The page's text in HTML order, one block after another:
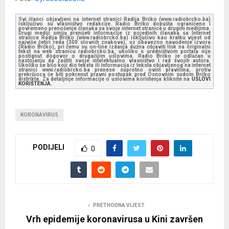
Svi članci objavljeni na internet stranici Radija Brčko (www.radiobrcko.ba)
isključivo su vlasništvo redakcije. Radio Brčko dopušta ograničeno i
povremeno prenošenje članaka sa svoje internet stranice u drugim medijima.
Drugi mediji smiju prenijeti informacije iz pojedinih članaka sa Internet
stranice Radija Brčko (www.radiobrcko.ba) isključivo kao kratku vijest od
najviše četiri reda (300 slovnih znakova), uz obavezno navođenje izvora
(Radio Brčko), pri čemu su on-line izdanja dužna objaviti link na originalni
tekst na web stranicu radiobrcko.ba, ukoliko s uredništvom portala nije
postignut dogovor o drugačijim uslovima. Radio Brčko je odlučan u
nastojanju da zaštiti svoje intelektualno vlasništvo i rad svojih autora.
Ukoliko se bilo koji dio teksta ili informacija iz teksta objavljenog na internet
stranici www.radiobrcko.ba prenese suprotno ovim pravilima, protiv
prekršioca će biti pokrenut pravni postupak pred Osnovnim sudom Brčko
distrikta. Za detaljnije informacije o uslovima korištenja kliknite na USLOVI
KORIŠTENJA.
KORONAVIRUS
PODIJELI 0
PRETHODNA VIJEST
Vrh epidemije koronavirusa u Kini završen